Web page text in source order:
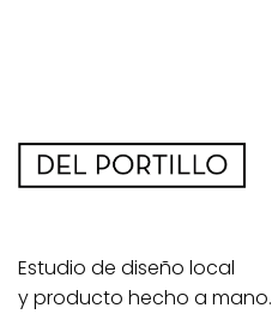
Estudio de diseño local
y producto hecho a mano.